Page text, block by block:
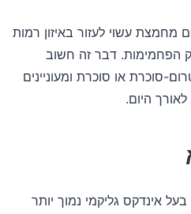
עשוי לעזור באיזון רמות
הפחמימות. דבר זה חשוב
סוכרת או סוכרת ומעוניינים
היום.
אינדקס גליקמי נמוך יותר